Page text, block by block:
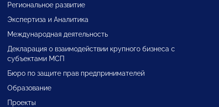
Региональное развитие
Экспертиза и Аналитика
Международная деятельность
Декларация о взаимодействии крупного бизнеса с
субъектами МСП
Бюро по защите прав предпринимателей
Образование
Проекты